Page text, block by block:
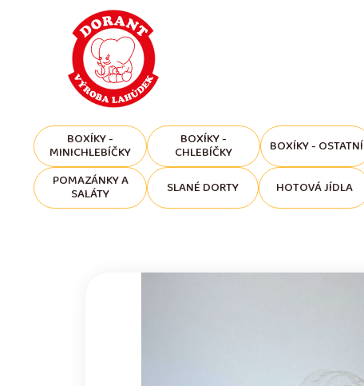
BOXÍKY -
MINICHLEBÍČKY
BOXÍKY -
CHLEBÍČKY BOXÍKY - OSTATNÍ
POMAZÁNKY A
SALÁTY SLANÉ DORTY HOTOVÁ JÍDLA